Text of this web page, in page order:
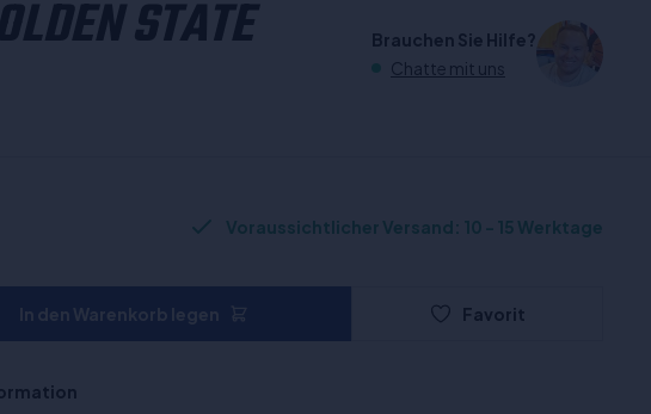
STATE
Brauchen Sie Hilfe?
Chatte mit uns
Voraussichtlicher Versand: 10 - 15 Werktage
Favorit